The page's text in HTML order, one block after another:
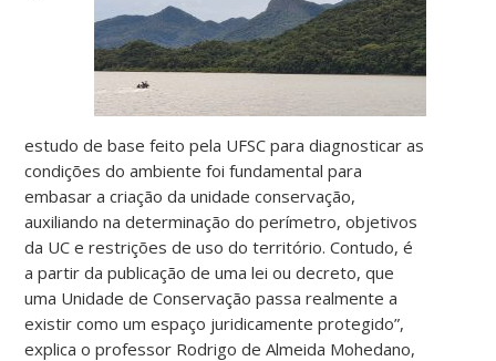
estudo de base feito pela UFSC para diagnosticar as
condições do ambiente foi fundamental para
embasar a criação da unidade conservação,
auxiliando na determinação do perímetro, objetivos
da UC e restrições de uso do território. Contudo, é
a partir da publicação de uma lei ou decreto, que
uma Unidade de Conservação passa realmente a
existir como um espaço juridicamente protegido”,
explica o professor Rodrigo de Almeida Mohedano,